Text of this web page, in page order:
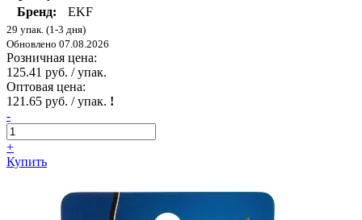
Бренд:
EKF
29 упак. (1-3 дня)
Обновлено 07.08.2026
Розничная цена:
125.41 руб. / упак.
Оптовая цена:
121.65 руб. / упак. !
-
+
Купить